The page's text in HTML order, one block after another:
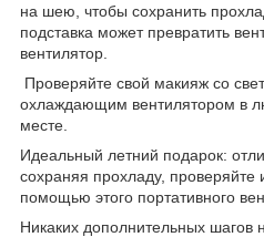
на шею, чтобы сохранить
подставка может превратить
вентилятор.
Проверяйте свой макияж со
охлаждающим вентилятором в
месте.
Идеальный летний подарок:
сохраняя прохладу, проверяйте
помощью этого портативного
Никаких дополнительных шагов